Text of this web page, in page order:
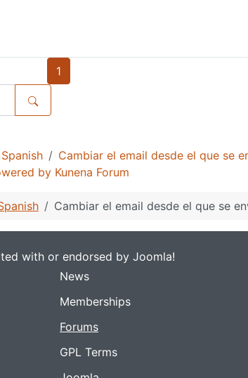
1
Spanish
Cambiar el email desde el que se
by Kunena Forum
Cambiar el email desde el que se
with or endorsed by Joomla!
News
Memberships
Forums
GPL Terms